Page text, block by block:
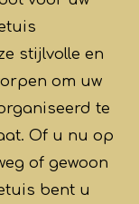
stijlvolle en
om uw
te
Of u nu op
of gewoon
bent u